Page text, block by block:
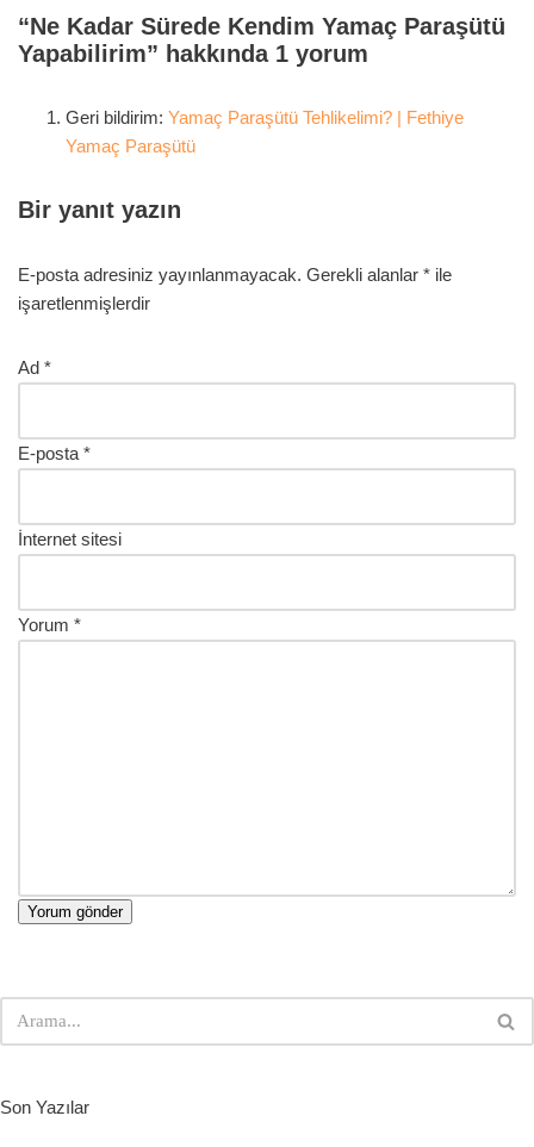
“Ne Kadar Sürede Kendim Yamaç Paraşütü
Yapabilirim” hakkında 1 yorum
Geri bildirim: Yamaç Paraşütü Tehlikelimi? | Fethiye
Yamaç Paraşütü
Bir yanıt yazın
E-posta adresiniz yayınlanmayacak. Gerekli alanlar * ile
işaretlenmişlerdir
Ad *
E-posta *
İnternet sitesi
Yorum *
Son Yazılar